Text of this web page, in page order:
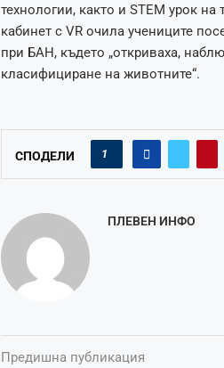
технологии, както и STEM урок на
кабинет с VR очила учениците
при БАН, където „откриваха,
класифициране на животните“.
СПОДЕЛИ 1
ПЛЕВЕН ИНФО
Предишна публикация